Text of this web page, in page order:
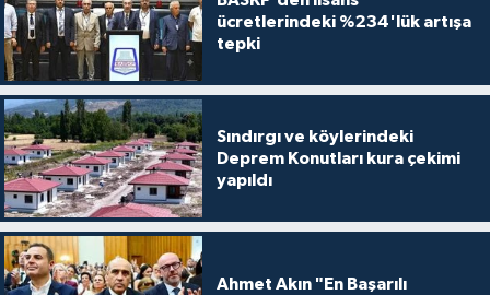
ücretlerindeki %234'lük artışa
tepki
Sındırgı ve köylerindeki
Deprem Konutları kura çekimi
yapıldı
Ahmet Akın "En Başarılı